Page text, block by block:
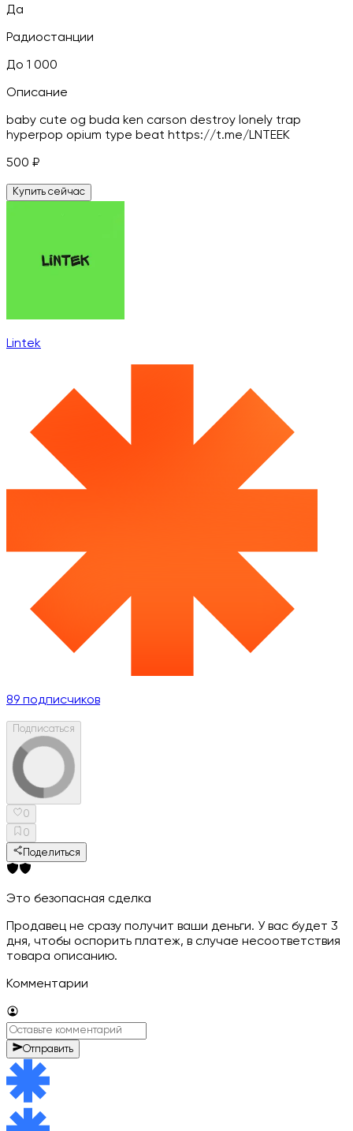
Да
Радиостанции
До 1 000
Описание
baby cute og buda ken carson destroy lonely trap
hyperpop opium type beat https://t.me/LNTEEK
500 ₽
Купить сейчас
Lintek
89 подписчиков
Подписаться
0
0
Поделиться
Это безопасная сделка
Продавец не сразу получит ваши деньги. У вас будет 3
дня, чтобы оспорить платеж, в случае несоответствия
товара описанию.
Комментарии
Отправить